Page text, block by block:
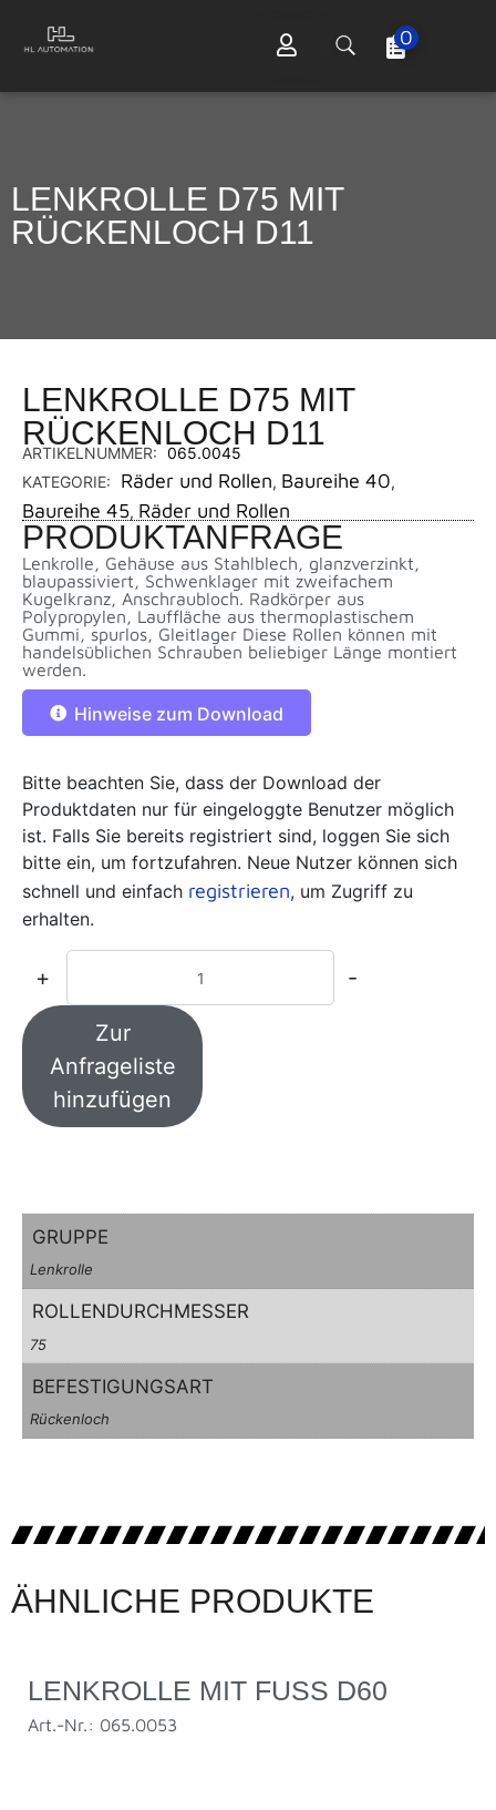
0
LENKROLLE D75 MIT
RÜCKENLOCH D11
LENKROLLE D75 MIT
RÜCKENLOCH D11
ARTIKELNUMMER: 065.0045
KATEGORIE:
Räder und Rollen, Baureihe 40,
Baureihe 45, Räder und Rollen
PRODUKTANFRAGE
Lenkrolle, Gehäuse aus Stahlblech, glanzverzinkt,
blaupassiviert, Schwenklager mit zweifachem
Kugelkranz, Anschraubloch. Radkörper aus
Polypropylen, Lauffläche aus thermoplastischem
Gummi, spurlos, Gleitlager Diese Rollen können mit
handelsüblichen Schrauben beliebiger Länge montiert
werden.
Hinweise zum Download
Bitte beachten Sie, dass der Download der
Produktdaten nur für eingeloggte Benutzer möglich
ist. Falls Sie bereits registriert sind, loggen Sie sich
bitte ein, um fortzufahren. Neue Nutzer können sich
schnell und einfach registrieren, um Zugriff zu
erhalten.
+ -
Zur
Anfrageliste
hinzufügen
GRUPPE
Lenkrolle
ROLLENDURCHMESSER
75
BEFESTIGUNGSART
Rückenloch
ÄHNLICHE PRODUKTE
LENKROLLE MIT FUSS D60
Art.-Nr.: 065.0053